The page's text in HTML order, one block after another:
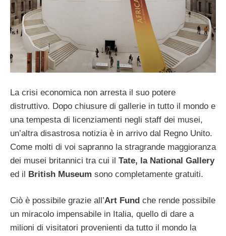
La crisi economica non arresta il suo potere
distruttivo. Dopo chiusure di gallerie in tutto il mondo e
una tempesta di licenziamenti negli staff dei musei,
un’altra disastrosa notizia è in arrivo dal Regno Unito.
Come molti di voi sapranno la stragrande maggioranza
dei musei britannici tra cui il Tate, la National Gallery
ed il British Museum sono completamente gratuiti.
Ciò è possibile grazie all’Art Fund che rende possibile
un miracolo impensabile in Italia, quello di dare a
milioni di visitatori provenienti da tutto il mondo la